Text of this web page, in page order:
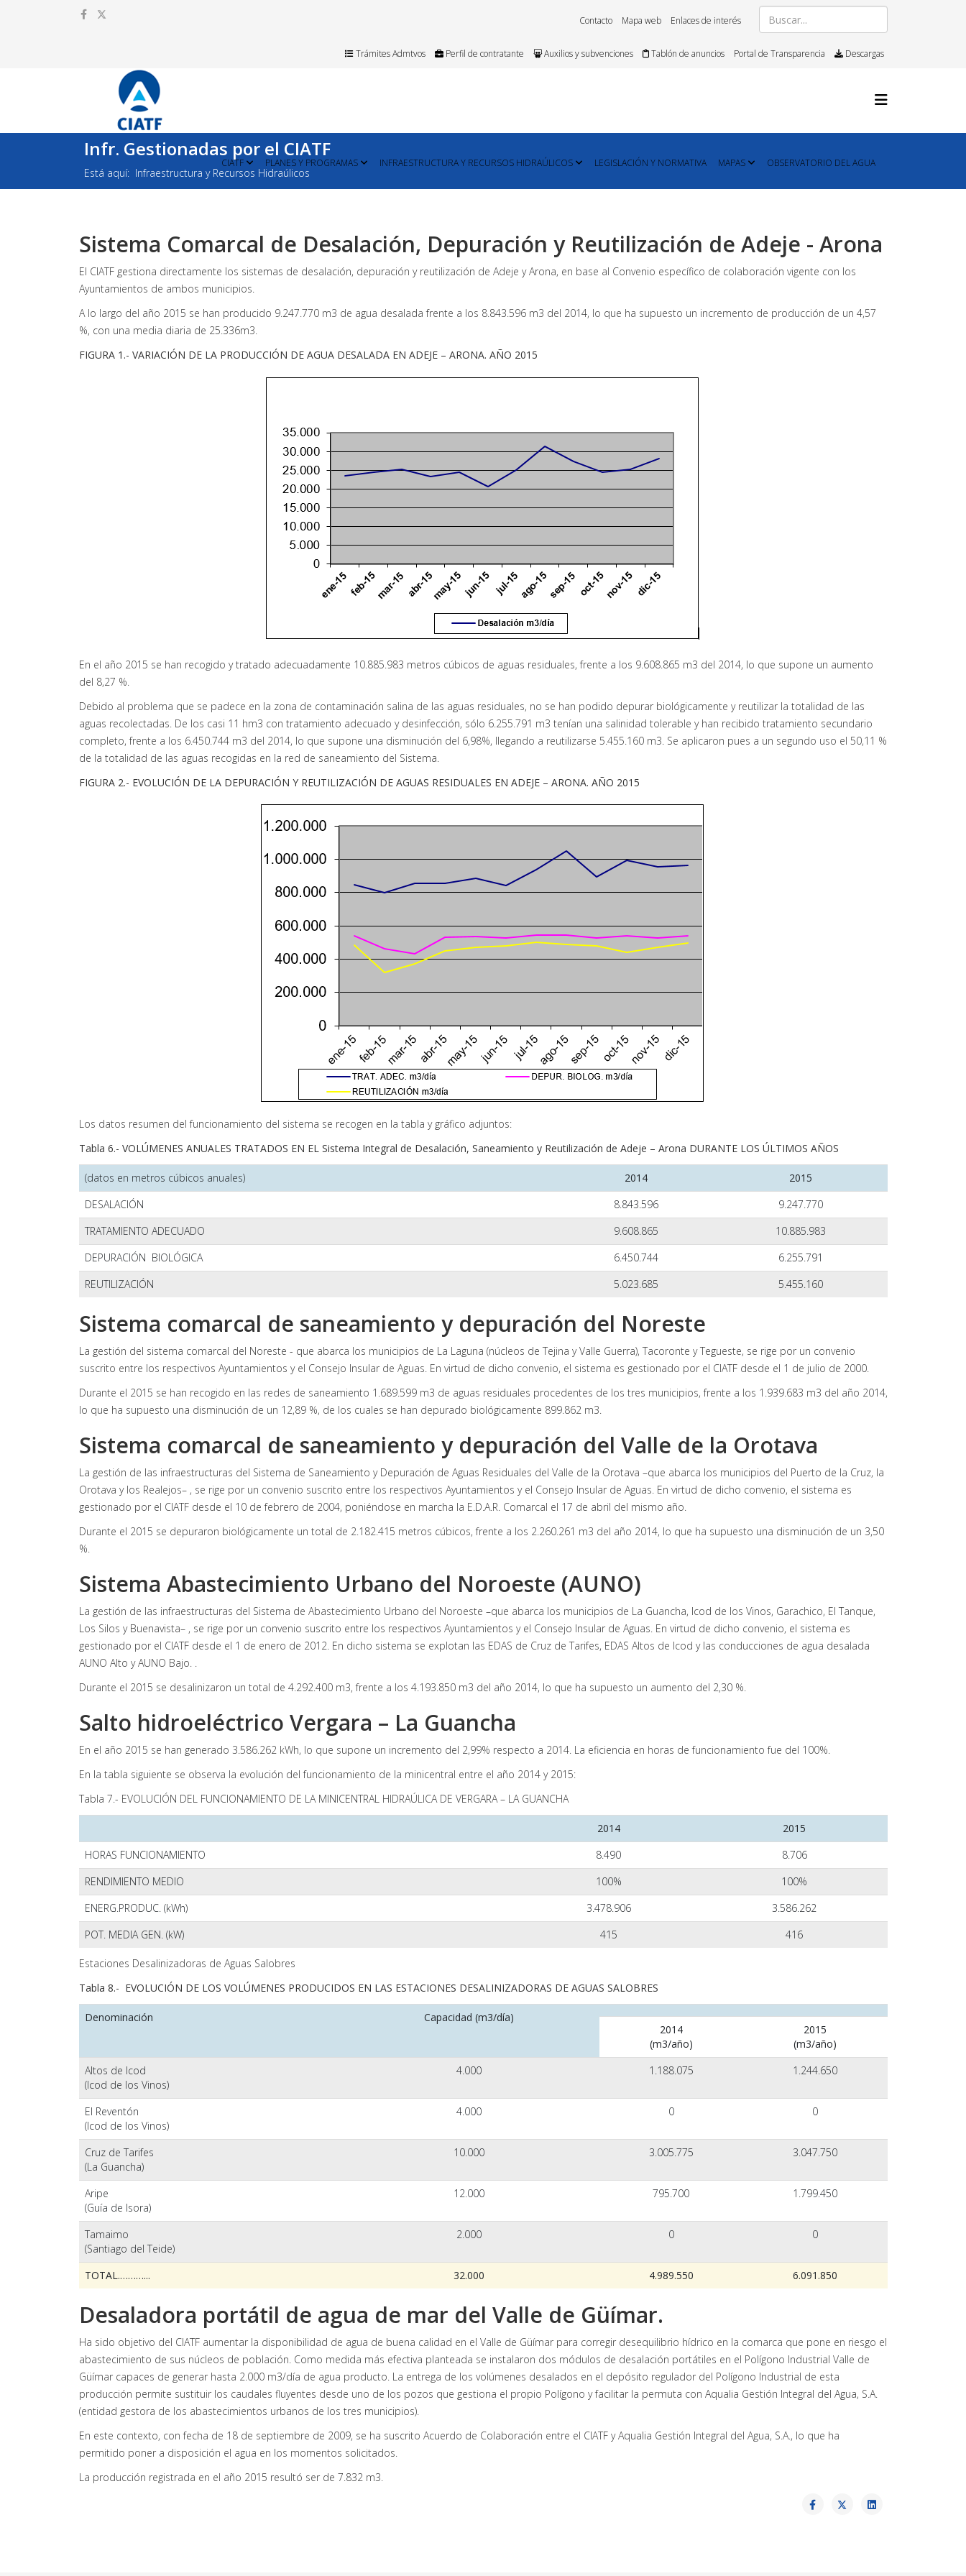
Contacto Mapa web Enlaces de interés
Trámites Admtvos Perfil de contratante Auxilios y subvenciones Tablón de anuncios Portal de Transparencia Descargas
CIATF PLANES Y PROGRAMAS INFRAESTRUCTURA Y RECURSOS HIDRAÚLICOS LEGISLACIÓN Y NORMATIVA MAPAS OBSERVATORIO DEL AGUA
Infr. Gestionadas por el CIATF
Está aquí: Infraestructura y Recursos Hidraúlicos
Sistema Comarcal de Desalación, Depuración y Reutilización de Adeje - Arona
El CIATF gestiona directamente los sistemas de desalación, depuración y reutilización de Adeje y Arona, en base al Convenio específico de colaboración vigente con los
Ayuntamientos de ambos municipios.
A lo largo del año 2015 se han producido 9.247.770 m3 de agua desalada frente a los 8.843.596 m3 del 2014, lo que ha supuesto un incremento de producción de un 4,57
%, con una media diaria de 25.336m3.
FIGURA 1.- VARIACIÓN DE LA PRODUCCIÓN DE AGUA DESALADA EN ADEJE – ARONA. AÑO 2015
En el año 2015 se han recogido y tratado adecuadamente 10.885.983 metros cúbicos de aguas residuales, frente a los 9.608.865 m3 del 2014, lo que supone un aumento
del 8,27 %.
Debido al problema que se padece en la zona de contaminación salina de las aguas residuales, no se han podido depurar biológicamente y reutilizar la totalidad de las
aguas recolectadas. De los casi 11 hm3 con tratamiento adecuado y desinfección, sólo 6.255.791 m3 tenían una salinidad tolerable y han recibido tratamiento secundario
completo, frente a los 6.450.744 m3 del 2014, lo que supone una disminución del 6,98%, llegando a reutilizarse 5.455.160 m3. Se aplicaron pues a un segundo uso el 50,11 %
de la totalidad de las aguas recogidas en la red de saneamiento del Sistema.
FIGURA 2.- EVOLUCIÓN DE LA DEPURACIÓN Y REUTILIZACIÓN DE AGUAS RESIDUALES EN ADEJE – ARONA. AÑO 2015
Los datos resumen del funcionamiento del sistema se recogen en la tabla y gráfico adjuntos:
Tabla 6.- VOLÚMENES ANUALES TRATADOS EN EL Sistema Integral de Desalación, Saneamiento y Reutilización de Adeje – Arona DURANTE LOS ÚLTIMOS AÑOS
(datos en metros cúbicos anuales) 2014
2015
DESALACIÓN
8.843.596
9.247.770
TRATAMIENTO ADECUADO
9.608.865
10.885.983
DEPURACIÓN BIOLÓGICA
6.450.744
6.255.791
REUTILIZACIÓN
5.023.685 5.455.160
Sistema comarcal de saneamiento y depuración del Noreste
La gestión del sistema comarcal del Noreste - que abarca los municipios de La Laguna (núcleos de Tejina y Valle Guerra), Tacoronte y Tegueste, se rige por un convenio
suscrito entre los respectivos Ayuntamientos y el Consejo Insular de Aguas. En virtud de dicho convenio, el sistema es gestionado por el CIATF desde el 1 de julio de 2000.
Durante el 2015 se han recogido en las redes de saneamiento 1.689.599 m3 de aguas residuales procedentes de los tres municipios, frente a los 1.939.683 m3 del año 2014,
lo que ha supuesto una disminución de un 12,89 %, de los cuales se han depurado biológicamente 899.862 m3.
Sistema comarcal de saneamiento y depuración del Valle de la Orotava
La gestión de las infraestructuras del Sistema de Saneamiento y Depuración de Aguas Residuales del Valle de la Orotava –que abarca los municipios del Puerto de la Cruz, la
Orotava y los Realejos– , se rige por un convenio suscrito entre los respectivos Ayuntamientos y el Consejo Insular de Aguas. En virtud de dicho convenio, el sistema es
gestionado por el CIATF desde el 10 de febrero de 2004, poniéndose en marcha la E.D.A.R. Comarcal el 17 de abril del mismo año.
Durante el 2015 se depuraron biológicamente un total de 2.182.415 metros cúbicos, frente a los 2.260.261 m3 del año 2014, lo que ha supuesto una disminución de un 3,50
%.
Sistema Abastecimiento Urbano del Noroeste (AUNO)
La gestión de las infraestructuras del Sistema de Abastecimiento Urbano del Noroeste –que abarca los municipios de La Guancha, Icod de los Vinos, Garachico, El Tanque,
Los Silos y Buenavista– , se rige por un convenio suscrito entre los respectivos Ayuntamientos y el Consejo Insular de Aguas. En virtud de dicho convenio, el sistema es
gestionado por el CIATF desde el 1 de enero de 2012. En dicho sistema se explotan las EDAS de Cruz de Tarifes, EDAS Altos de Icod y las conducciones de agua desalada
AUNO Alto y AUNO Bajo. .
Durante el 2015 se desalinizaron un total de 4.292.400 m3, frente a los 4.193.850 m3 del año 2014, lo que ha supuesto un aumento del 2,30 %.
Salto hidroeléctrico Vergara – La Guancha
En el año 2015 se han generado 3.586.262 kWh, lo que supone un incremento del 2,99% respecto a 2014. La eficiencia en horas de funcionamiento fue del 100%.
En la tabla siguiente se observa la evolución del funcionamiento de la minicentral entre el año 2014 y 2015:
Tabla 7.- EVOLUCIÓN DEL FUNCIONAMIENTO DE LA MINICENTRAL HIDRAÚLICA DE VERGARA – LA GUANCHA
2014
2015
HORAS FUNCIONAMIENTO
8.490
8.706
RENDIMIENTO MEDIO
100%
100%
ENERG.PRODUC. (kWh)
3.478.906
3.586.262
POT. MEDIA GEN. (kW)
415 416
Estaciones Desalinizadoras de Aguas Salobres
Tabla 8.- EVOLUCIÓN DE LOS VOLÚMENES PRODUCIDOS EN LAS ESTACIONES DESALINIZADORAS DE AGUAS SALOBRES
Denominación
Capacidad (m3/día)
2014
(m3/año)
2015
(m3/año)
Altos de Icod
(Icod de los Vinos)
4.000 1.188.075 1.244.650
El Reventón
(Icod de los Vinos)
4.000 0 0
Cruz de Tarifes
(La Guancha)
10.000 3.005.775 3.047.750
Aripe
(Guía de Isora)
12.000 795.700 1.799.450
Tamaimo
(Santiago del Teide)
2.000 0 0
TOTAL.………... 32.000 4.989.550 6.091.850
Desaladora portátil de agua de mar del Valle de Güímar.
Ha sido objetivo del CIATF aumentar la disponibilidad de agua de buena calidad en el Valle de Güímar para corregir desequilibrio hídrico en la comarca que pone en riesgo el
abastecimiento de sus núcleos de población. Como medida más efectiva planteada se instalaron dos módulos de desalación portátiles en el Polígono Industrial Valle de
Güímar capaces de generar hasta 2.000 m3/día de agua producto. La entrega de los volúmenes desalados en el depósito regulador del Polígono Industrial de esta
producción permite sustituir los caudales fluyentes desde uno de los pozos que gestiona el propio Polígono y facilitar la permuta con Aqualia Gestión Integral del Agua, S.A.
(entidad gestora de los abastecimientos urbanos de los tres municipios).
En este contexto, con fecha de 18 de septiembre de 2009, se ha suscrito Acuerdo de Colaboración entre el CIATF y Aqualia Gestión Integral del Agua, S.A., lo que ha
permitido poner a disposición el agua en los momentos solicitados.
La producción registrada en el año 2015 resultó ser de 7.832 m3.